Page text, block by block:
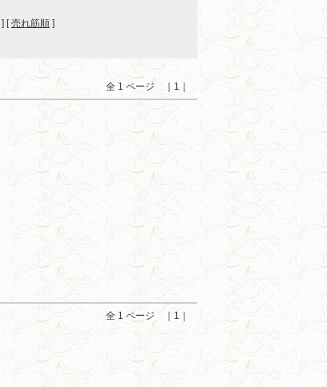
] [売れ筋順 ]
全 1 ページ ｜1｜
全 1 ページ ｜1｜